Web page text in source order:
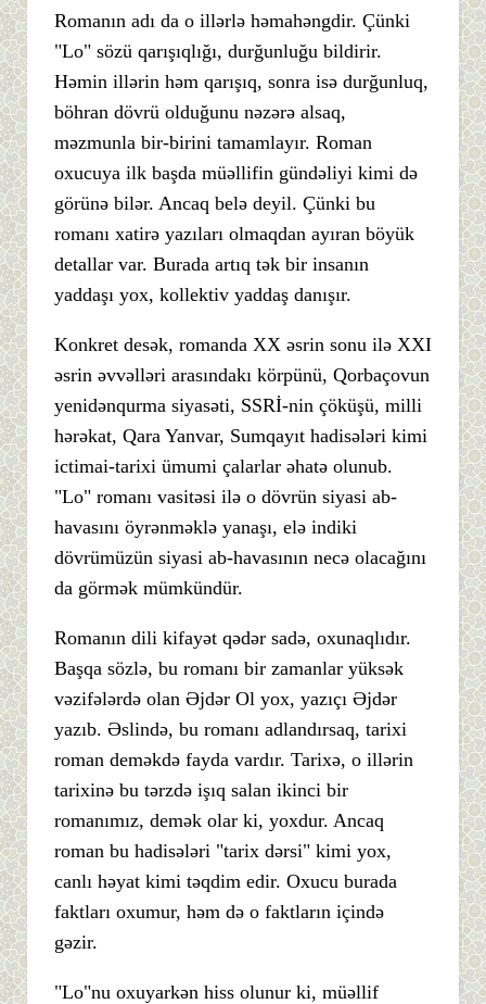
Romanın adı da o illərlə həmahəngdir. Çünki
"Lo" sözü qarışıqlığı, durğunluğu bildirir.
Həmin illərin həm qarışıq, sonra isə durğunluq,
böhran dövrü olduğunu nəzərə alsaq,
məzmunla bir-birini tamamlayır. Roman
oxucuya ilk başda müəllifin gündəliyi kimi də
görünə bilər. Ancaq belə deyil. Çünki bu
romanı xatirə yazıları olmaqdan ayıran böyük
detallar var. Burada artıq tək bir insanın
yaddaşı yox, kollektiv yaddaş danışır.
Konkret desək, romanda XX əsrin sonu ilə XXI
əsrin əvvəlləri arasındakı körpünü, Qorbaçovun
yenidənqurma siyasəti, SSRİ-nin çöküşü, milli
hərəkat, Qara Yanvar, Sumqayıt hadisələri kimi
ictimai-tarixi ümumi çalarlar əhatə olunub.
"Lo" romanı vasitəsi ilə o dövrün siyasi ab-
havasını öyrənməklə yanaşı, elə indiki
dövrümüzün siyasi ab-havasının necə olacağını
da görmək mümkündür.
Romanın dili kifayət qədər sadə, oxunaqlıdır.
Başqa sözlə, bu romanı bir zamanlar yüksək
vəzifələrdə olan Əjdər Ol yox, yazıçı Əjdər
yazıb. Əslində, bu romanı adlandırsaq, tarixi
roman deməkdə fayda vardır. Tarixə, o illərin
tarixinə bu tərzdə işıq salan ikinci bir
romanımız, demək olar ki, yoxdur. Ancaq
roman bu hadisələri "tarix dərsi" kimi yox,
canlı həyat kimi təqdim edir. Oxucu burada
faktları oxumur, həm də o faktların içində
gəzir.
"Lo"nu oxuyarkən hiss olunur ki, müəllif